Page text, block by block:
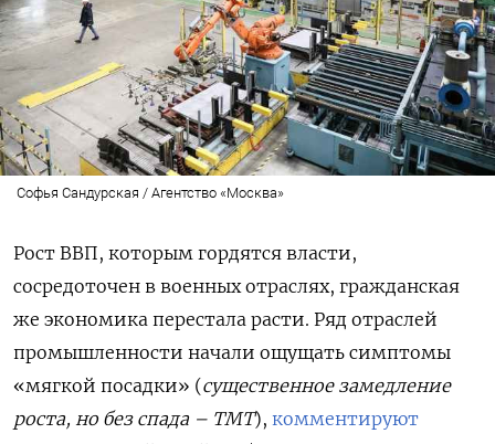
Софья Сандурская / Агентство «Москва»
Рост ВВП, которым гордятся власти,
сосредоточен в военных отраслях, гражданская
же экономика перестала расти. Ряд отраслей
промышленности начали ощущать симптомы
«мягкой посадки» (существенное замедление
роста, но без спада – ТМТ), комментируют